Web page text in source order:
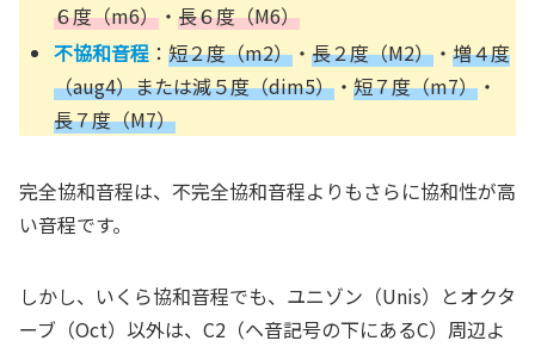
６度（m6） ・長６度（M6）
不協和音程 ：短２度（m2） ・長２度（M2） ・増４度
（aug4）または減５度（dim5） ・短７度（m7） ・
長７度（M7）
完全協和音程は、不完全協和音程よりもさらに協和性が高
い音程です。
しかし、いくら協和音程でも、ユニゾン（Unis）とオクタ
ーブ（Oct）以外は、C2（ヘ音記号の下にあるC）周辺よ